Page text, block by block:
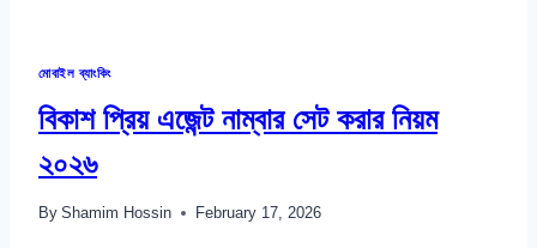
মোবাইল ব্যাংকিং
বিকাশ প্রিয় এজেন্ট নাম্বার সেট করার নিয়ম
২০২৬
By Shamim Hossin February 17, 2026